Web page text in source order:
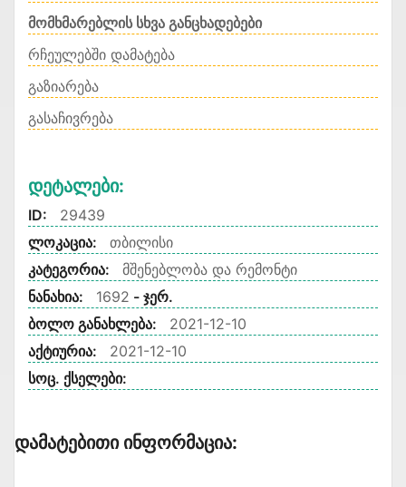
მომხმარებლის სხვა განცხადებები
რჩეულებში დამატება
გაზიარება
გასაჩივრება
Დეტალები:
ID:
29439
ლოკაცია:
თბილისი
კატეგორია:
მშენებლობა და რემონტი
ნანახია:
1692 - ჯერ.
ბოლო განახლება:
2021-12-10
აქტიურია:
2021-12-10
სოც. ქსელები:
Დამატებითი Ინფორმაცია: